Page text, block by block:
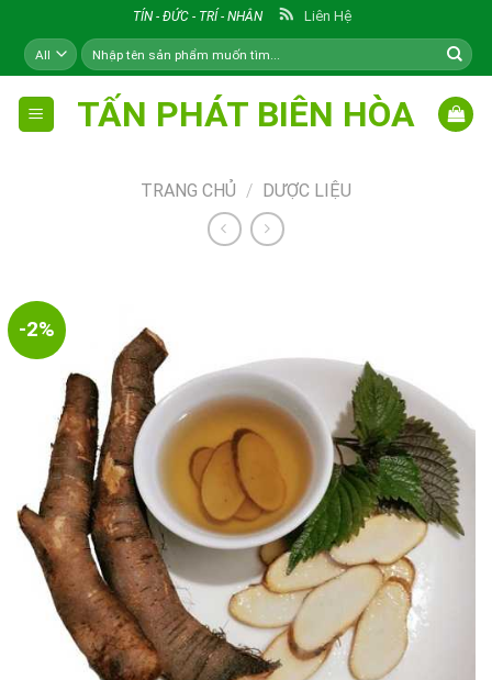
content
TÍN - ĐỨC - TRÍ - NHÂN Liên Hệ
Tìm
kiếm:
TẤN PHÁT BIÊN HÒA
TRANG CHỦ / DƯỢC LIỆU
-2%